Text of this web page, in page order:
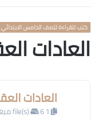
كتب للقراءة للصف الخامس الابتدائي من 40
العادات
العادات
6 ميغابايت